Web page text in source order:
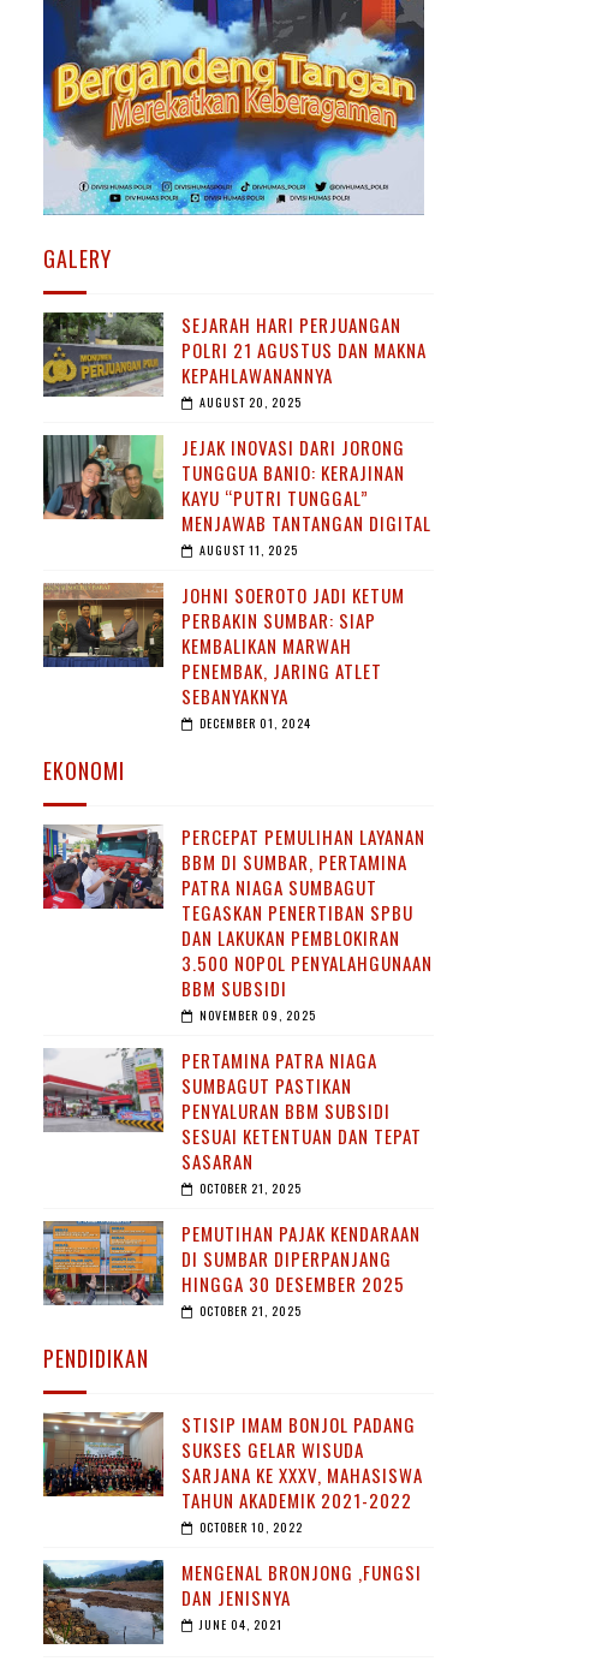
GALERY
SEJARAH HARI PERJUANGAN
POLRI 21 AGUSTUS DAN MAKNA
KEPAHLAWANANNYA
AUGUST 20, 2025
JEJAK INOVASI DARI JORONG
TUNGGUA BANIO: KERAJINAN
KAYU “PUTRI TUNGGAL”
MENJAWAB TANTANGAN DIGITAL
AUGUST 11, 2025
JOHNI SOEROTO JADI KETUM
PERBAKIN SUMBAR: SIAP
KEMBALIKAN MARWAH
PENEMBAK, JARING ATLET
SEBANYAKNYA
DECEMBER 01, 2024
EKONOMI
PERCEPAT PEMULIHAN LAYANAN
BBM DI SUMBAR, PERTAMINA
PATRA NIAGA SUMBAGUT
TEGASKAN PENERTIBAN SPBU
DAN LAKUKAN PEMBLOKIRAN
3.500 NOPOL PENYALAHGUNAAN
BBM SUBSIDI
NOVEMBER 09, 2025
PERTAMINA PATRA NIAGA
SUMBAGUT PASTIKAN
PENYALURAN BBM SUBSIDI
SESUAI KETENTUAN DAN TEPAT
SASARAN
OCTOBER 21, 2025
PEMUTIHAN PAJAK KENDARAAN
DI SUMBAR DIPERPANJANG
HINGGA 30 DESEMBER 2025
OCTOBER 21, 2025
PENDIDIKAN
STISIP IMAM BONJOL PADANG
SUKSES GELAR WISUDA
SARJANA KE XXXV, MAHASISWA
TAHUN AKADEMIK 2021-2022
OCTOBER 10, 2022
MENGENAL BRONJONG ,FUNGSI
DAN JENISNYA
JUNE 04, 2021